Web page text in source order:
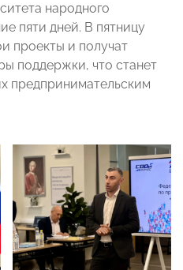
народного
пяти дней. В пятницу
проекты и получат
поддержки, что станет
предпринимательским